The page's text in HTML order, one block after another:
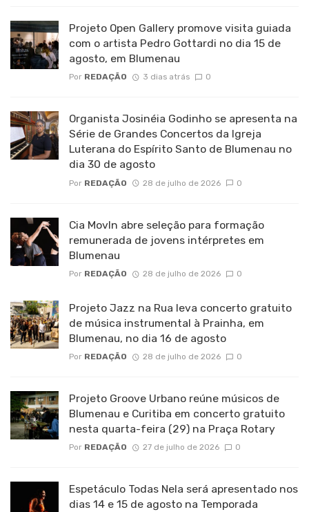
Projeto Open Gallery promove visita guiada
com o artista Pedro Gottardi no dia 15 de
agosto, em Blumenau
Por REDAÇÃO 3 dias atrás 0
Organista Josinéia Godinho se apresenta na
Série de Grandes Concertos da Igreja
Luterana do Espírito Santo de Blumenau no
dia 30 de agosto
Por REDAÇÃO 28 de julho de 2026 0
Cia MovIn abre seleção para formação
remunerada de jovens intérpretes em
Blumenau
Por REDAÇÃO 28 de julho de 2026 0
Projeto Jazz na Rua leva concerto gratuito
de música instrumental à Prainha, em
Blumenau, no dia 16 de agosto
Por REDAÇÃO 28 de julho de 2026 0
Projeto Groove Urbano reúne músicos de
Blumenau e Curitiba em concerto gratuito
nesta quarta-feira (29) na Praça Rotary
Por REDAÇÃO 27 de julho de 2026 0
Espetáculo Todas Nela será apresentado nos
dias 14 e 15 de agosto na Temporada